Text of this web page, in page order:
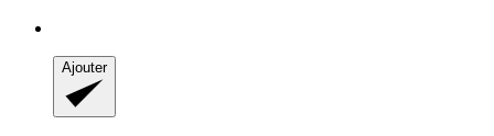
Ajouter